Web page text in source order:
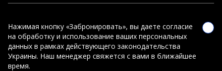
Нажимая кнопку «Забронировать», вы даете согласие
на обработку и использование ваших персональных
данных в рамках действующего законодательства
Украины. Наш менеджер свяжется с вами в ближайшее
время.